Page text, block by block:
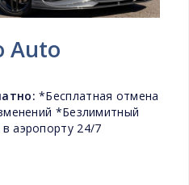
Auto
*Бесплатная отмена
*Безлимитный
аэропорту 24/7